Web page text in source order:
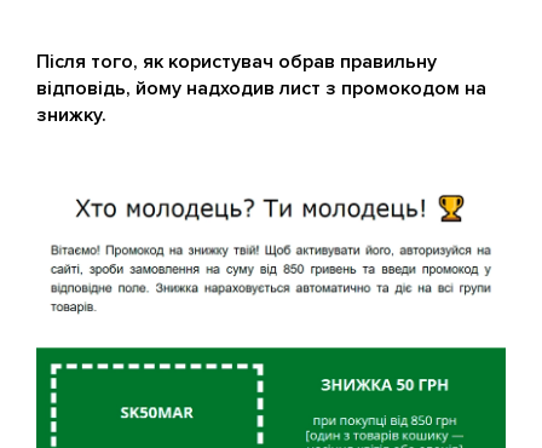
Після того, як користувач обрав правильну
відповідь, йому надходив лист з промокодом на
знижку.